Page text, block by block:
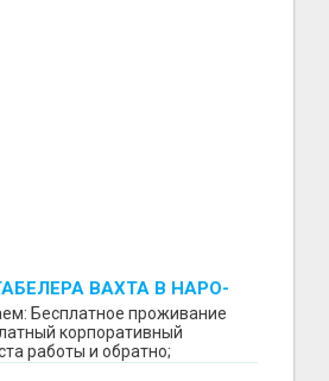
ВАХТА В НАРО-
Бесплатное проживание
корпоративный
работы и обратно;
об...